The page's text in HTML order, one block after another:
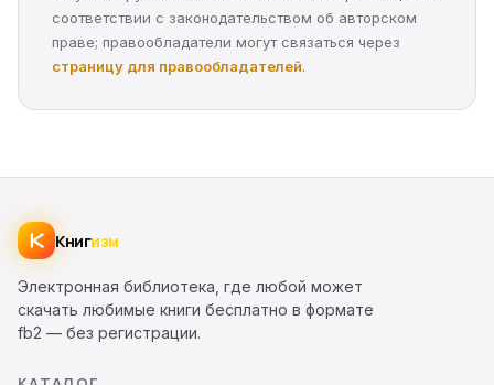
соответствии с законодательством об авторском
праве; правообладатели могут связаться через
страницу для правообладателей.
Книгизм
Электронная библиотека, где любой может
скачать любимые книги бесплатно в формате
fb2 — без регистрации.